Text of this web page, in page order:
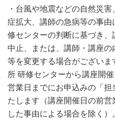
・台風や地震などの自然災
症拡大、講師の急病等の事
修センターの判断に基づき、
中止、または、講師・講座
等を変更する場合がござい
所 研修センターから講座開
営業日までにお申込みの「
たします（講座開催日の前
した事由による場合を除く）